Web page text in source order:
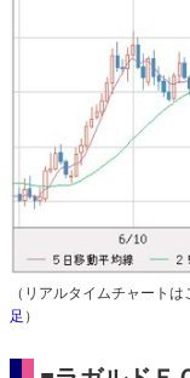
（リアルタイムチャート
足 ）